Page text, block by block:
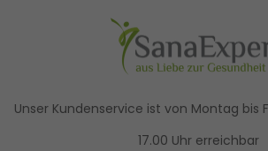
Unser Kundenservice ist von Montag bis
17.00 Uhr erreichbar